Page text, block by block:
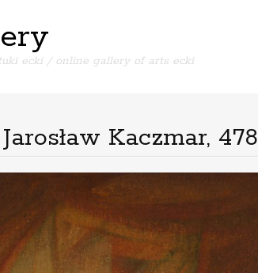
ecki / online gallery of arts ecki
Kaczmar, 478